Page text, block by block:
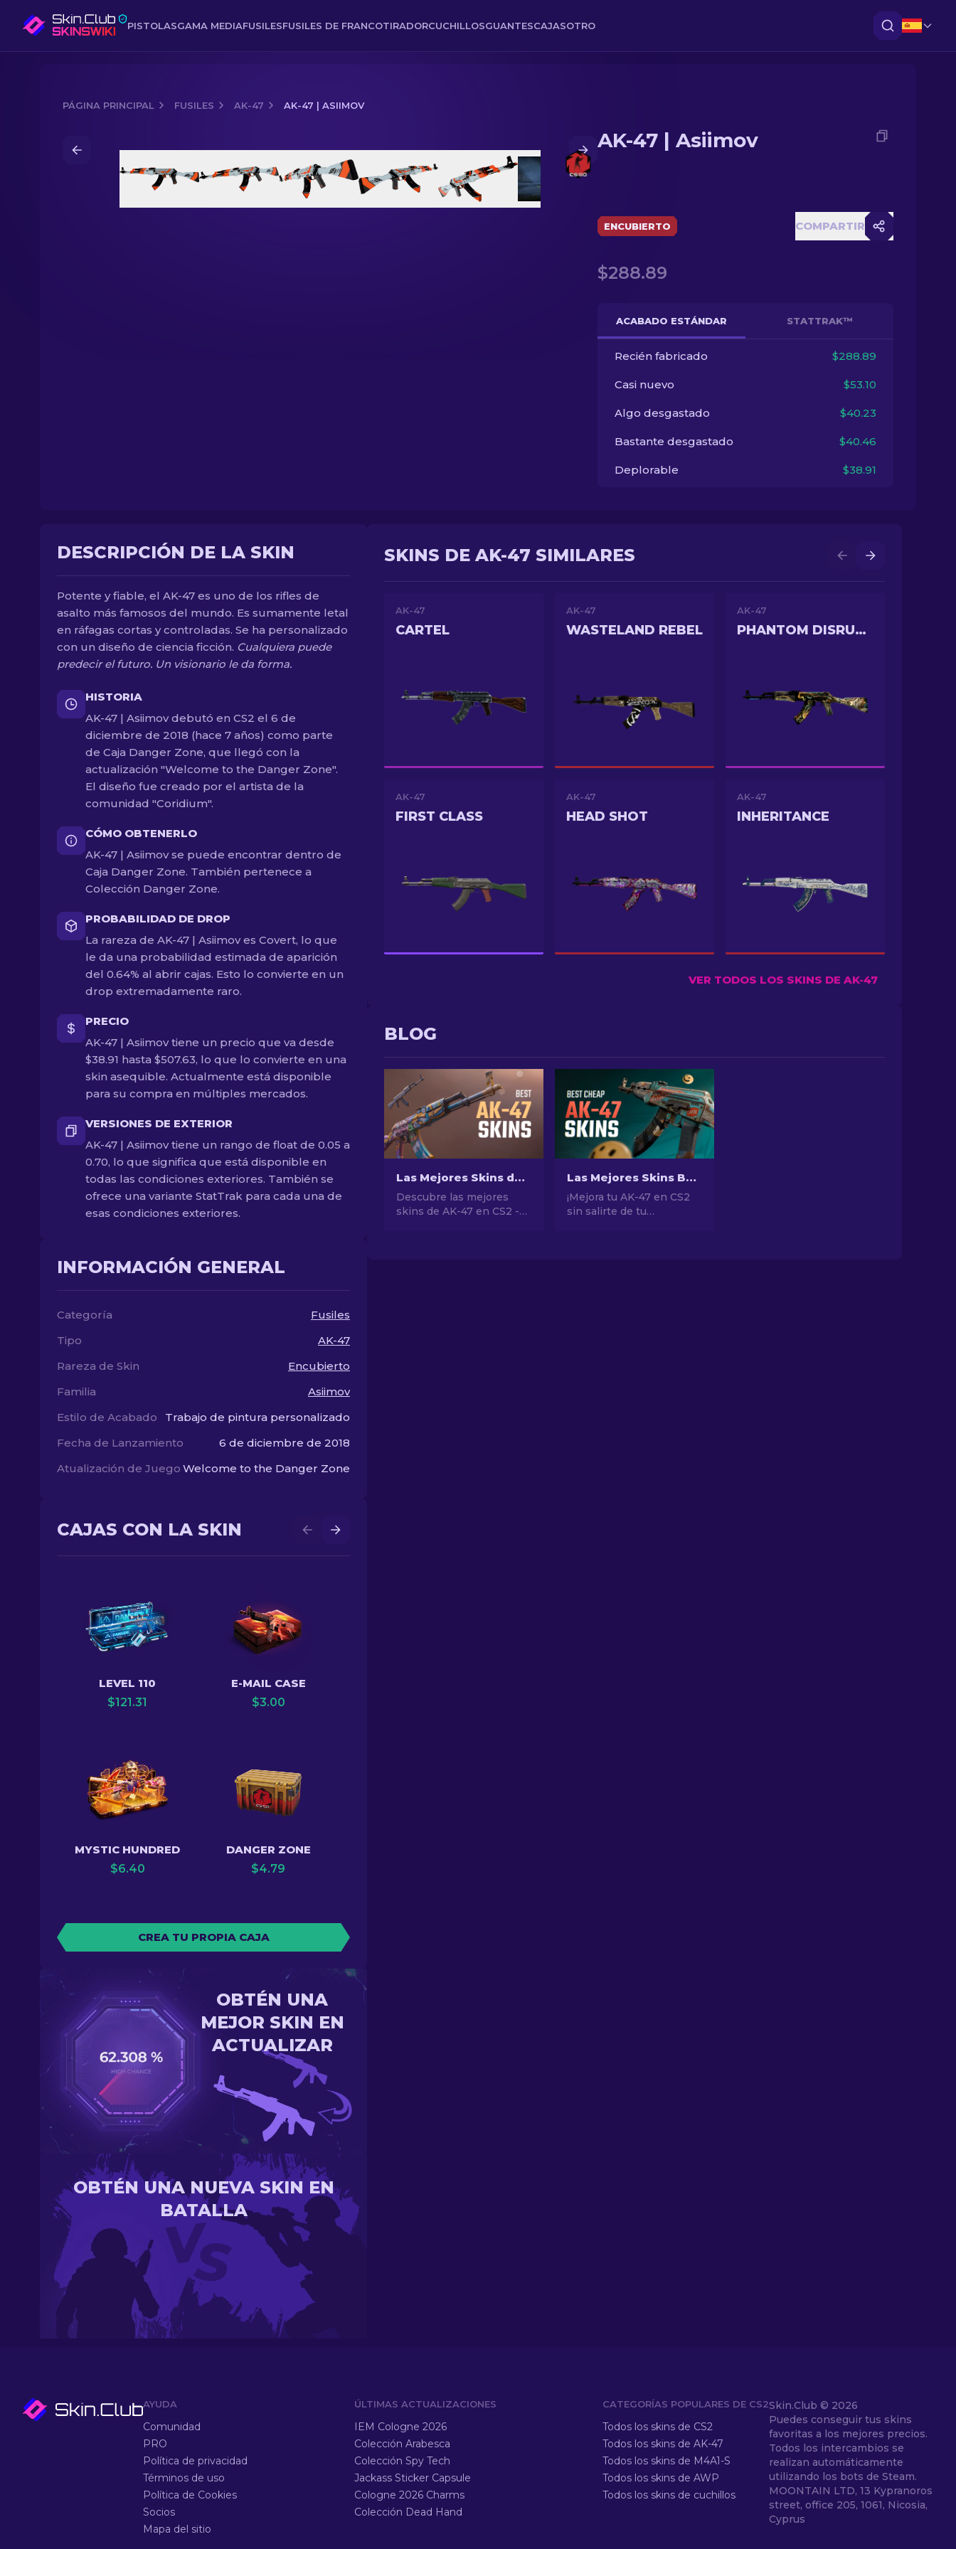
PISTOLASGAMA MEDIAFUSILESFUSILES DE FRANCOTIRADORCUCHILLOSGUANTESCAJASOTRO
PÁGINA PRINCIPAL FUSILES AK-47 AK-47 | ASIIMOV
AK-47 | Asiimov
ENCUBIERTO COMPARTIR
$288.89
ACABADO ESTÁNDAR STATTRAK™
Recién fabricado $288.89
Casi nuevo $53.10
Algo desgastado $40.23
Bastante desgastado $40.46
Deplorable $38.91
DESCRIPCIÓN DE LA SKIN
Potente y fiable, el AK-47 es uno de los rifles de
asalto más famosos del mundo. Es sumamente letal
en ráfagas cortas y controladas. Se ha personalizado
con un diseño de ciencia ficción. Cualquiera puede
predecir el futuro. Un visionario le da forma.
HISTORIA
AK-47 | Asiimov debutó en CS2 el 6 de
diciembre de 2018 (hace 7 años) como parte
de Caja Danger Zone, que llegó con la
actualización "Welcome to the Danger Zone".
El diseño fue creado por el artista de la
comunidad "Coridium".
CÓMO OBTENERLO
AK-47 | Asiimov se puede encontrar dentro de
Caja Danger Zone. También pertenece a
Colección Danger Zone.
PROBABILIDAD DE DROP
La rareza de AK-47 | Asiimov es Covert, lo que
le da una probabilidad estimada de aparición
del 0.64% al abrir cajas. Esto lo convierte en un
drop extremadamente raro.
PRECIO
AK-47 | Asiimov tiene un precio que va desde
$38.91 hasta $507.63, lo que lo convierte en una
skin asequible. Actualmente está disponible
para su compra en múltiples mercados.
VERSIONES DE EXTERIOR
AK-47 | Asiimov tiene un rango de float de 0.05 a
0.70, lo que significa que está disponible en
todas las condiciones exteriores. También se
ofrece una variante StatTrak para cada una de
esas condiciones exteriores.
INFORMACIÓN GENERAL
Categoría
Fusiles
Tipo
AK-47
Rareza de Skin
Encubierto
Familia
Asiimov
Estilo de Acabado
Trabajo de pintura personalizado
Fecha de Lanzamiento
6 de diciembre de 2018
Atualización de Juego Welcome to the Danger Zone
CAJAS CON LA SKIN
LEVEL 110
$121.31
E-MAIL CASE
$3.00
MYSTIC HUNDRED
$6.40
DANGER ZONE
$4.79
CREA TU PROPIA CAJA
OBTÉN UNA
MEJOR SKIN EN
ACTUALIZAR
OBTÉN UNA NUEVA SKIN EN
BATALLA
SKINS DE AK-47 SIMILARES
AK-47
CARTEL
AK-47
WASTELAND REBEL
AK-47
PHANTOM DISRUPTOR
AK-47
FIRST CLASS
AK-47
HEAD SHOT
AK-47
INHERITANCE
VER TODOS LOS SKINS DE AK-47
BLOG
Las Mejores Skins de AK-47 en CS2: De Baratas a Caras
Descubre las mejores
skins de AK-47 en CS2 -
Las Mejores Skins Baratas para AK-47 en CS2 Por Menos de $10
¡Mejora tu AK-47 en CS2
sin salirte de tu
AYUDA
Comunidad
PRO
Política de privacidad
Términos de uso
Política de Cookies
Socios
Mapa del sitio
ÚLTIMAS ACTUALIZACIONES
IEM Cologne 2026
Colección Arabesca
Colección Spy Tech
Jackass Sticker Capsule
Cologne 2026 Charms
Colección Dead Hand
CATEGORÍAS POPULARES DE CS2
Todos los skins de CS2
Todos los skins de AK-47
Todos los skins de M4A1-S
Todos los skins de AWP
Todos los skins de cuchillos
Skin.Club © 2026
Puedes conseguir tus skins
favoritas a los mejores precios.
Todos los intercambios se
realizan automáticamente
utilizando los bots de Steam.
MOONTAIN LTD, 13 Kypranoros
street, office 205, 1061, Nicosia,
Cyprus